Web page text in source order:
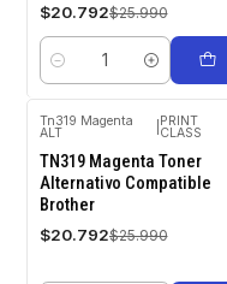
$20.792$25.990
Cantidad
OFF
Tn319 Magenta
ALT
PRINT
CLASS
TN319 Magenta Toner
Alternativo Compatible
Brother
$20.792$25.990